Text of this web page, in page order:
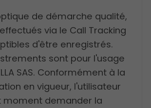
de démarche qualité,
via le Call Tracking
d'être enregistrés.
sont pour l'usage
SAS. Conformément à la
en vigueur, l'utilisateur
moment demander la